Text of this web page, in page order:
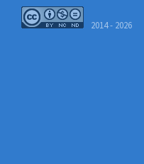
2014 - 2026